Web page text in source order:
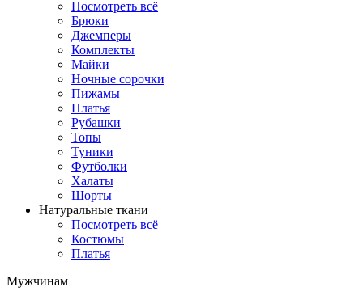
Посмотреть всё
Брюки
Джемперы
Комплекты
Майки
Ночные сорочки
Пижамы
Платья
Рубашки
Топы
Туники
Футболки
Халаты
Шорты
Натуральные ткани
Посмотреть всё
Костюмы
Платья
Мужчинам